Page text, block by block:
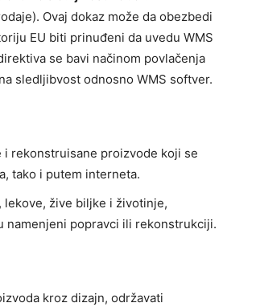
Ovaj dokaz može da obezbedi
EU biti prinuđeni da uvedu WMS
se bavi načinom povlačenja
sledljibvost odnosno WMS softver.
rekonstruisane proizvode koji se
tako i putem interneta.
žive biljke i životinje,
namenjeni popravci ili rekonstrukciji.
kroz dizajn, održavati